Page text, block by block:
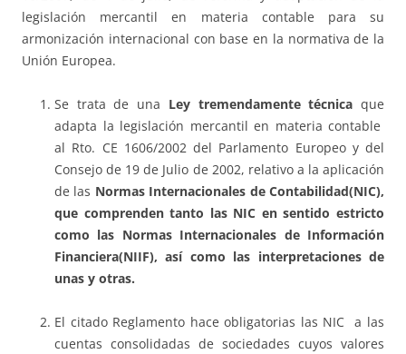
legislación mercantil en materia contable para su
armonización internacional con base en la normativa de la
Unión Europea.
Se trata de una Ley tremendamente técnica que
adapta la legislación mercantil en materia contable
al Rto. CE 1606/2002 del Parlamento Europeo y del
Consejo de 19 de Julio de 2002, relativo a la aplicación
de las Normas Internacionales de Contabilidad(NIC),
que comprenden tanto las NIC en sentido estricto
como las Normas Internacionales de Información
Financiera(NIIF), así como las interpretaciones de
unas y otras.
El citado Reglamento hace obligatorias las NIC a las
cuentas consolidadas de sociedades cuyos valores